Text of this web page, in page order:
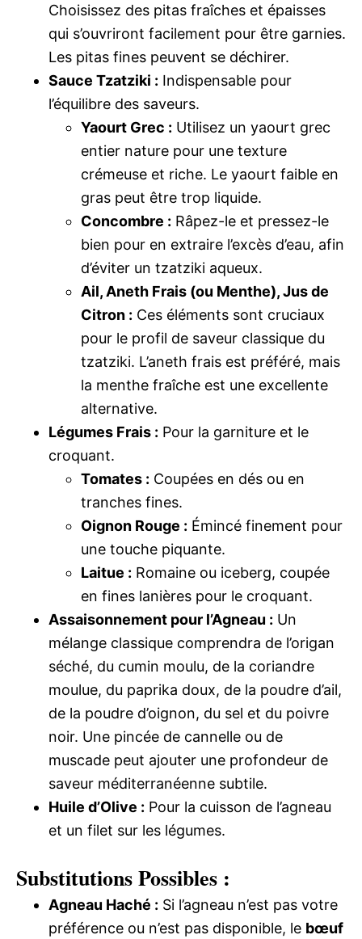
Choisissez des pitas fraîches et épaisses
qui s’ouvriront facilement pour être garnies.
Les pitas fines peuvent se déchirer.
Sauce Tzatziki : Indispensable pour
l’équilibre des saveurs.
Yaourt Grec : Utilisez un yaourt grec
entier nature pour une texture
crémeuse et riche. Le yaourt faible en
gras peut être trop liquide.
Concombre : Râpez-le et pressez-le
bien pour en extraire l’excès d’eau, afin
d’éviter un tzatziki aqueux.
Ail, Aneth Frais (ou Menthe), Jus de
Citron : Ces éléments sont cruciaux
pour le profil de saveur classique du
tzatziki. L’aneth frais est préféré, mais
la menthe fraîche est une excellente
alternative.
Légumes Frais : Pour la garniture et le
croquant.
Tomates : Coupées en dés ou en
tranches fines.
Oignon Rouge : Émincé finement pour
une touche piquante.
Laitue : Romaine ou iceberg, coupée
en fines lanières pour le croquant.
Assaisonnement pour l’Agneau : Un
mélange classique comprendra de l’origan
séché, du cumin moulu, de la coriandre
moulue, du paprika doux, de la poudre d’ail,
de la poudre d’oignon, du sel et du poivre
noir. Une pincée de cannelle ou de
muscade peut ajouter une profondeur de
saveur méditerranéenne subtile.
Huile d’Olive : Pour la cuisson de l’agneau
et un filet sur les légumes.
Substitutions Possibles :
Agneau Haché : Si l’agneau n’est pas votre
préférence ou n’est pas disponible, le bœuf